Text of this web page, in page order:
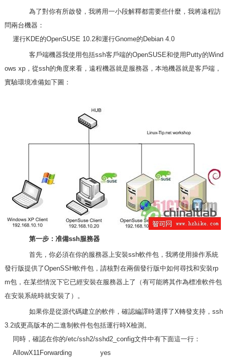
為了對你有所啟發，我將用一小段解釋都需要些什麼，我將遠程訪
問兩台機器：
運行KDE的OpenSUSE 10.2和運行Gnome的Debian 4.0
客戶端機器我使用包括ssh客戶端的OpenSUSE和使用Putty的Wind
ows xp，從ssh的角度來看，遠程機器就是服務器，本地機器就是客戶端，
實驗環境准備如下圖：
第一步：准備ssh服務器
首先，你必須在你的服務器上安裝ssh軟件包，我將使用操作系統
發行版提供了OpenSSH軟件包，請核對在兩個發行版中如何尋找和安裝rp
m包，在某些情況下它已經安裝在服務器上了（有可能將其作為標准軟件包
在安裝系統時就安裝了）。
如果你是從源代碼建立的軟件，確認編譯時選擇了X轉發支持，ssh
3.2或更高版本的二進制軟件包包括運行時X檢測。
同時，確認在你的/etc/ssh2/sshd2_config文件中有下面這一行：
AllowX11Forwarding yes